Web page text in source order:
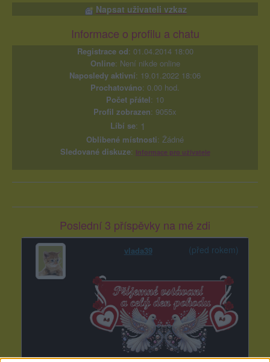
Napsat uživateli vzkaz
Informace o profilu a chatu
Registrace od: 01.04.2014 18:00
Online: Není nikde online
Naposledy aktivní: 19.01.2022 18:06
Prochatováno: 0.00 hod.
Počet přátel: 10
Profil zobrazen: 9055x
Líbí se: 1
Oblibené místnosti: Žádné
Sledované diskuze: Informace pro uživatele
Poslední 3 příspěvky na mé zdi
vlada39 (před rokem)